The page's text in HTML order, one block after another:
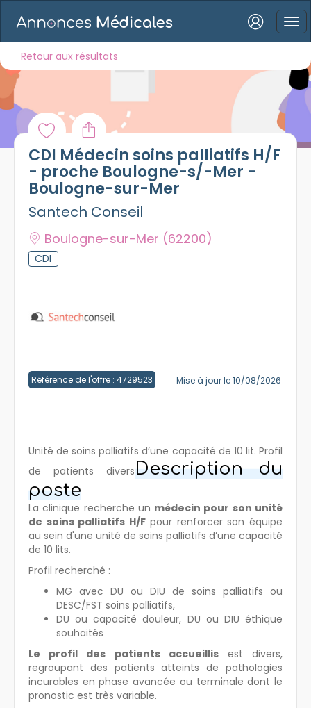
Mot de passe oublié ?
Connexion
Retour aux résultats
CDI Médecin soins palliatifs H/F
- proche Boulogne-s/-Mer -
Boulogne-sur-Mer
Santech Conseil
Boulogne-sur-Mer (62200)
CDI
Référence de l'offre : 4729523 Mise à jour le 10/08/2026
Unité de soins palliatifs d’une capacité de 10 lit. Profil
de patients diversDescription du
poste
La clinique recherche un médecin pour son unité
de soins palliatifs H/Fpour renforcer son équipe
au sein d'une unité de soins palliatifs d’une capacité
de 10 lits.
Profil recherché :
MG avec DU ou DIU de soins palliatifs ou
DESC/FST soins palliatifs,
DU ou capacité douleur, DU ou DIU éthique
souhaités
Le profil des patients accueillisest divers,
regroupant des patients atteints de pathologies
incurables en phase avancée ou terminale dont le
pronostic est très variable.